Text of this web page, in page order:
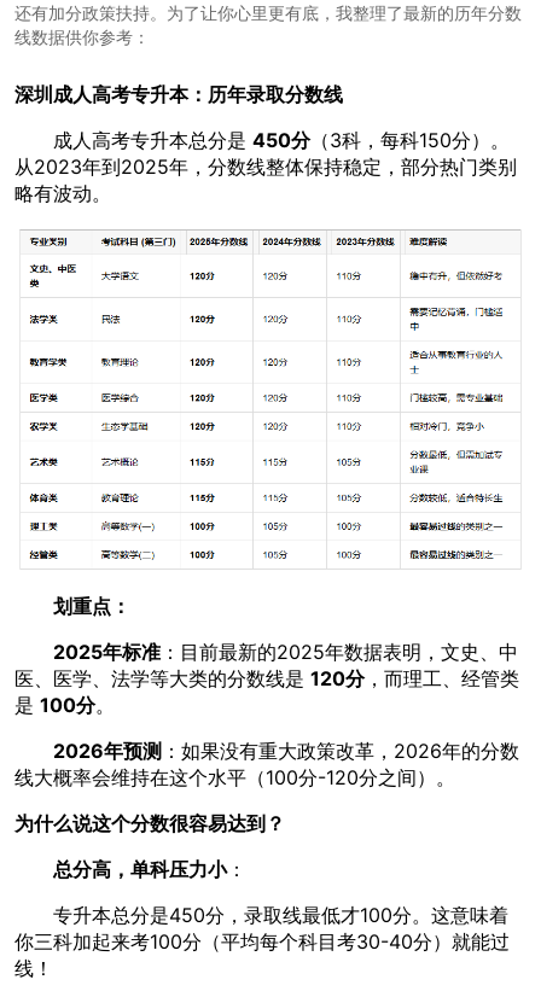
还有加分政策扶持。为了让你心里更有底，我整理了最新的历年分数
线数据供你参考：
深圳成人高考专升本：历年录取分数线
成人高考专升本总分是 450分（3科，每科150分）。
从2023年到2025年，分数线整体保持稳定，部分热门类别
略有波动。
划重点：
2025年标准 ：目前最新的2025年数据表明，文史、中
医、医学、法学等大类的分数线是 120分，而理工、经管类
是 100分。
2026年预测 ：如果没有重大政策改革，2026年的分数
线大概率会维持在这个水平（100分-120分之间）。
为什么说这个分数很容易达到？
总分高，单科压力小：
专升本总分是450分，录取线最低才100分。这意味着
你三科加起来考100分（平均每个科目考30-40分）就能过
线！